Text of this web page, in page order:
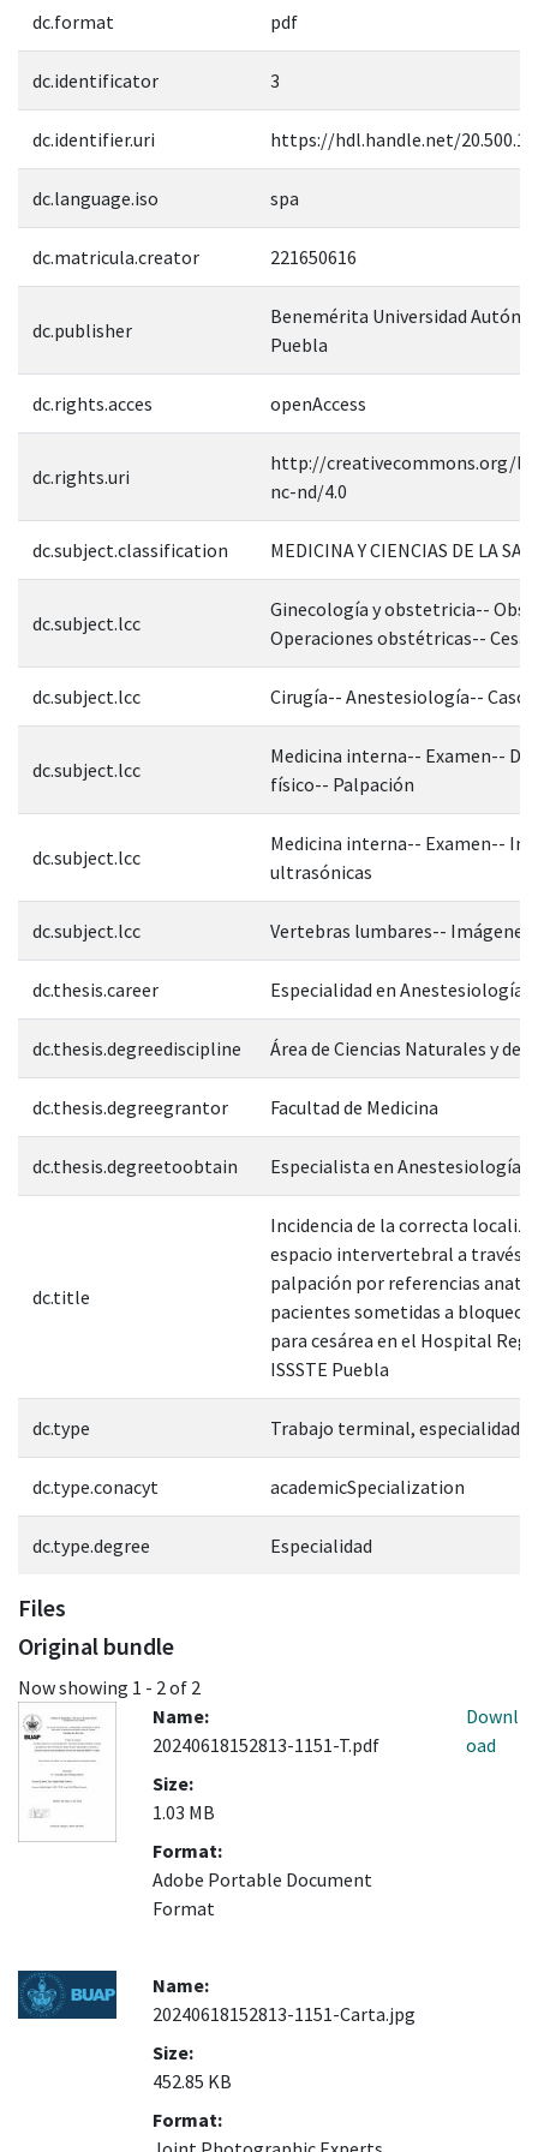
dc.format pdf
dc.identificator 3
dc.identifier.uri https://hdl.handle.net/
dc.language.iso spa
dc.matricula.creator 221650616
dc.publisher
Benemérita Universidad
Puebla
dc.rights.acces openAccess
dc.rights.uri
http://creativecommons.org/
nc-nd/4.0
dc.subject.classification MEDICINA Y CIENCIAS DE LA
dc.subject.lcc
Ginecología y obstetricia--
Operaciones obstétricas--
dc.subject.lcc Cirugía-- Anestesiología--
dc.subject.lcc
Medicina interna-- Examen--
físico-- Palpación
dc.subject.lcc
Medicina interna-- Examen--
ultrasónicas
dc.subject.lcc Vertebras lumbares-- Imágenes
dc.thesis.career Especialidad en Anestesiología
dc.thesis.degreediscipline Área de Ciencias Naturales y de
dc.thesis.degreegrantor Facultad de Medicina
dc.thesis.degreetoobtain Especialista en Anestesiología
dc.title
Incidencia de la correcta
espacio intervertebral a través
palpación por referencias
pacientes sometidas a bloqueo
para cesárea en el Hospital
ISSSTE Puebla
dc.type Trabajo terminal, especialidad
dc.type.conacyt academicSpecialization
dc.type.degree Especialidad
Files
Original bundle
Now showing 1 - 2 of 2
Name:
20240618152813-1151-T.pdf
Size:
1.03 MB
Format:
Adobe Portable Document
Format
Downl
oad
Name:
20240618152813-1151-Carta.jpg
Size:
452.85 KB
Format: